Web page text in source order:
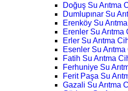
Doğuş Su Arıtma
Dumlupınar Su
Erenköy Su
Erenler Su Arıtma
Erler Su Arıtma
Esenler Su Arıtma
Fatih Su Arıtma
Ferhuniye Su
Ferit Paşa Su
Gazali Su Arıtma